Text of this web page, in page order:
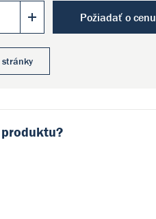
Požiadať o cenu
stránky